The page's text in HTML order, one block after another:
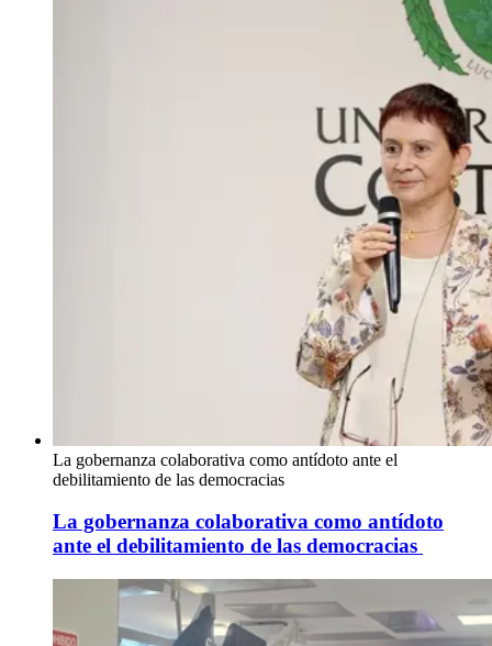
La gobernanza colaborativa como antídoto ante el
debilitamiento de las democracias
La gobernanza colaborativa como antídoto
ante el debilitamiento de las democracias